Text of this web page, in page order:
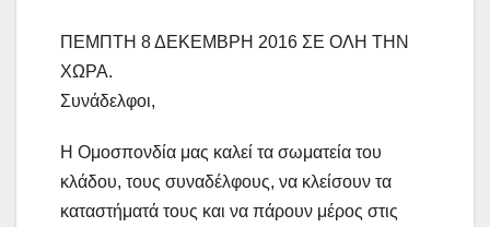
ΠΕΜΠΤΗ 8 ΔΕΚΕΜΒΡΗ 2016 ΣΕ ΟΛΗ ΤΗΝ
ΧΩΡΑ.
Συνάδελφοι,
Η Ομοσπονδία μας καλεί τα σωματεία του
κλάδου, τους συναδέλφους, να κλείσουν τα
καταστήματά τους και να πάρουν μέρος στις